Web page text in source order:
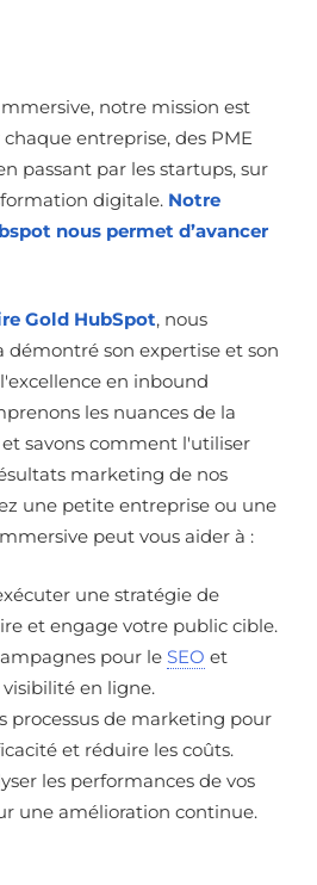
notre mission est
entreprise, des PME
passant par les startups, sur
digitale. Notre
nous permet d’avancer
Gold HubSpot, nous
démontré son expertise et son
en inbound
les nuances de la
savons comment l'utiliser
marketing de nos
une petite entreprise ou une
peut vous aider à :
une stratégie de
et engage votre public cible.
pour le SEO et
en ligne.
processus de marketing pour
et réduire les coûts.
les performances de vos
une amélioration continue.